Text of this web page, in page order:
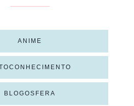
ANIME
BLOGOSFERA